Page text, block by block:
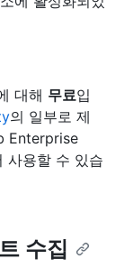
대해 무료입
의 일부로 제
Enterprise
사용할 수 있습
수집